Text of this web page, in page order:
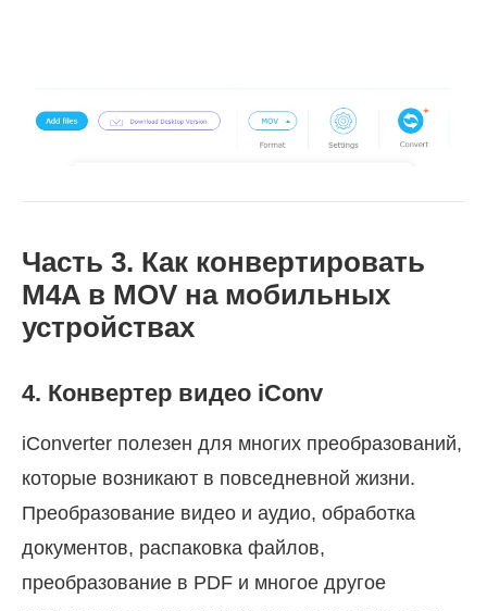
Часть 3. Как конвертировать
M4A в MOV на мобильных
устройствах
4. Конвертер видео iConv
iConverter полезен для многих преобразований,
которые возникают в повседневной жизни.
Преобразование видео и аудио, обработка
документов, распаковка файлов,
преобразование в PDF и многое другое